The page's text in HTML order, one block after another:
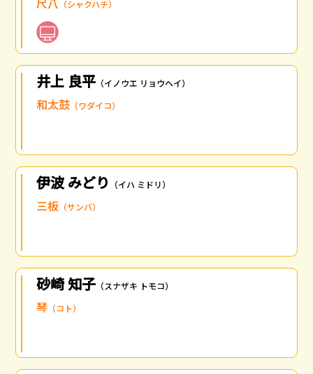
（シャクハチ）
井上 良平 （イノウエ リョウヘイ）
和太鼓 （ワダイコ）
伊波 みどり （イハ ミドリ）
三板 （サンバ）
砂崎 知子 （スナザキ トモコ）
琴 （コト）